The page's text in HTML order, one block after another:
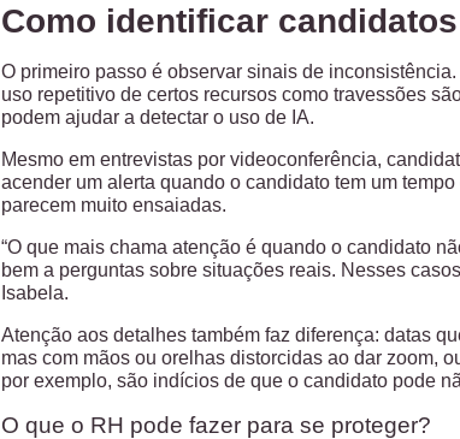
Como identificar
O primeiro passo é observar sinais de
uso repetitivo de certos recursos como travessões
podem ajudar a detectar o uso de IA.
Mesmo em entrevistas por videoconferência,
acender um alerta quando o candidato tem um
parecem muito ensaiadas.
“O que mais chama atenção é quando o candidato
bem a perguntas sobre situações reais. Nesses
Isabela.
Atenção aos detalhes também faz diferença: datas
mas com mãos ou orelhas distorcidas ao dar zoom,
por exemplo, são indícios de que o candidato pode
O que o RH pode fazer para se proteger?